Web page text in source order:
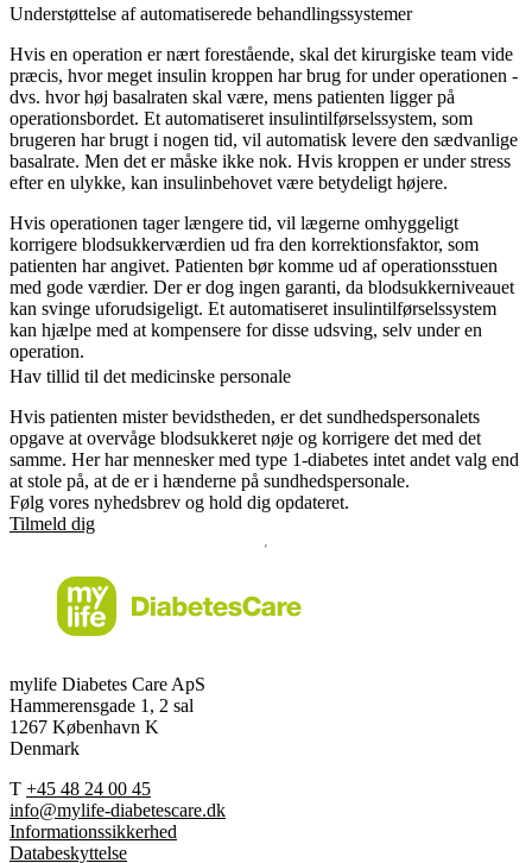
Understøttelse af automatiserede behandlingssystemer
Hvis en operation er nært forestående, skal det kirurgiske team vide
præcis, hvor meget insulin kroppen har brug for under operationen -
dvs. hvor høj basalraten skal være, mens patienten ligger på
operationsbordet. Et automatiseret insulintilførselssystem, som
brugeren har brugt i nogen tid, vil automatisk levere den sædvanlige
basalrate. Men det er måske ikke nok. Hvis kroppen er under stress
efter en ulykke, kan insulinbehovet være betydeligt højere.
Hvis operationen tager længere tid, vil lægerne omhyggeligt
korrigere blodsukkerværdien ud fra den korrektionsfaktor, som
patienten har angivet. Patienten bør komme ud af operationsstuen
med gode værdier. Der er dog ingen garanti, da blodsukkerniveauet
kan svinge uforudsigeligt. Et automatiseret insulintilførselssystem
kan hjælpe med at kompensere for disse udsving, selv under en
operation.
Hav tillid til det medicinske personale
Hvis patienten mister bevidstheden, er det sundhedspersonalets
opgave at overvåge blodsukkeret nøje og korrigere det med det
samme. Her har mennesker med type 1-diabetes intet andet valg end
at stole på, at de er i hænderne på sundhedspersonale.
Følg vores nyhedsbrev og hold dig opdateret.
Tilmeld dig
mylife Diabetes Care ApS
Hammerensgade 1, 2 sal
1267 København K
Denmark
T +45 48 24 00 45
info@mylife-diabetescare.dk
Informationssikkerhed
Databeskyttelse